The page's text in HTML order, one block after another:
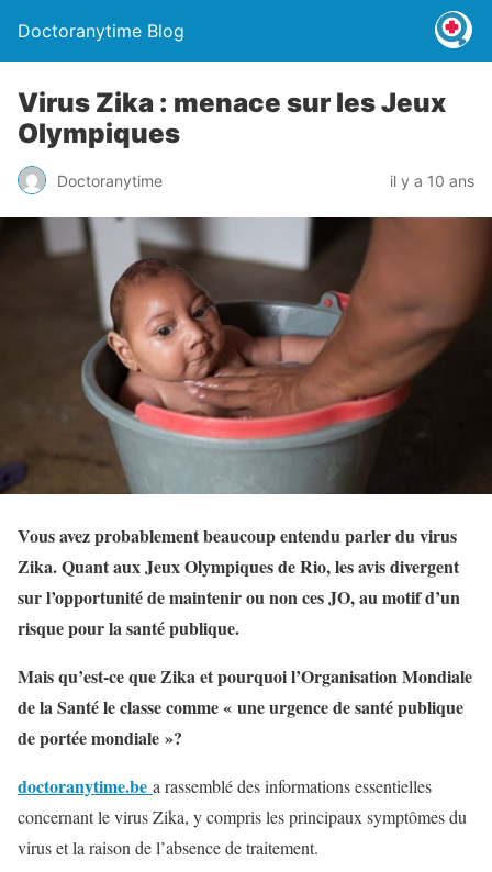
Doctoranytime Blog
Virus Zika : menace sur les Jeux
Olympiques
Doctoranytime il y a 10 ans
Vous avez probablement beaucoup entendu parler du virus
Zika. Quant aux Jeux Olympiques de Rio, les avis divergent
sur l’opportunité de maintenir ou non ces JO, au motif d’un
risque pour la santé publique.
Mais qu’est-ce que Zika et pourquoi l’Organisation Mondiale
de la Santé le classe comme « une urgence de santé publique
de portée mondiale »?
doctoranytime.be a rassemblé des informations essentielles
concernant le virus Zika, y compris les principaux symptômes du
virus et la raison de l’absence de traitement.